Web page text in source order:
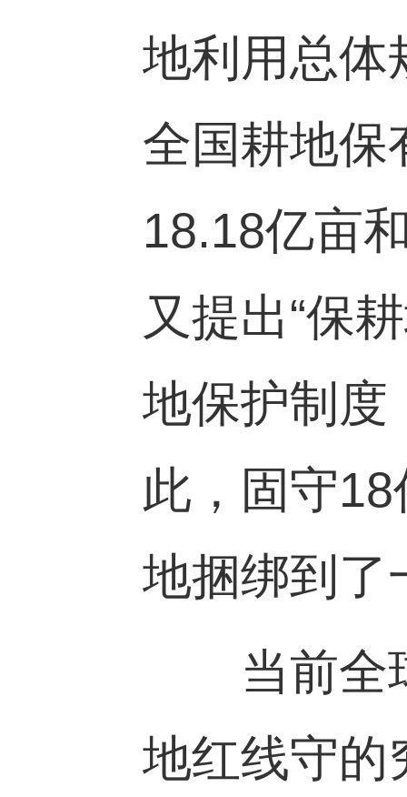
地利用总体
全国耕地保
18.18亿亩
又提出“保
地保护制度
此，固守18
地捆绑到了
当前全球
地红线守的